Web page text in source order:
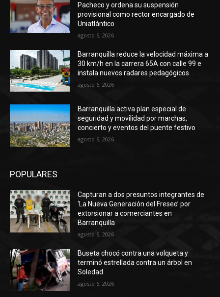
Pacheco y ordena su suspensión
provisional como rector encargado de
Uniatlántico
agosto 6, 2026
Barranquilla reduce la velocidad máxima a
30 km/h en la carrera 65A con calle 99 e
instala nuevos radares pedagógicos
agosto 6, 2026
Barranquilla activa plan especial de
seguridad y movilidad por marchas,
concierto y eventos del puente festivo
agosto 6, 2026
POPULARES
Capturan a dos presuntos integrantes de
‘La Nueva Generación del Freseo’ por
extorsionar a comerciantes en
Barranquilla
agosto 6, 2026
Buseta chocó contra una volqueta y
terminó estrellada contra un árbol en
Soledad
agosto 6, 2026